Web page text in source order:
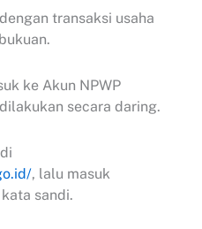
transaksi usaha
ke Akun NPWP
secara daring.
, lalu masuk
sandi.